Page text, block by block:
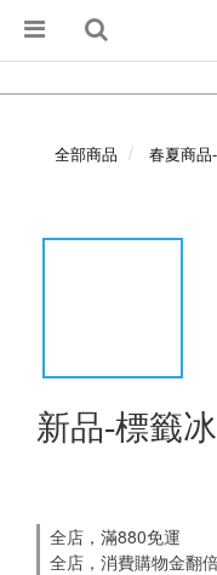
全部商品 春夏商品
新品-標籤
全店，滿880免運
全店，消費購物金翻